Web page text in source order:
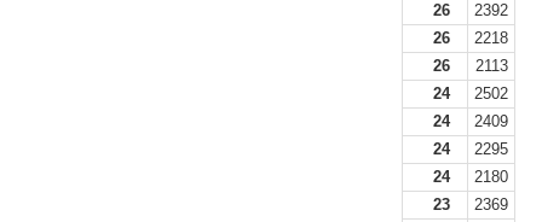
26
2392
26
2218
26
2113
24
2502
24
2409
24
2295
24
2180
23
2369